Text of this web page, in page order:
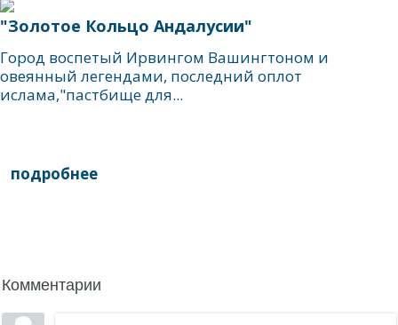
"Золотое Кольцо Андалусии"
Город воспетый Ирвингом Вашингтоном и
овеянный легендами, последний оплот
ислама,"пастбище для...
подробнее
Комментарии